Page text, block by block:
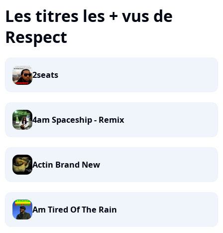
Les titres les + vus de
Respect
2seats
4am Spaceship - Remix
Actin Brand New
Am Tired Of The Rain